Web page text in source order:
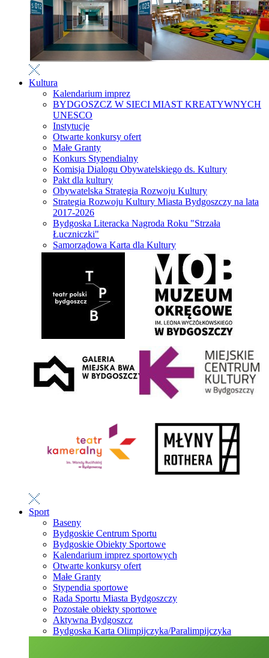
Kultura
Kalendarium imprez
BYDGOSZCZ W SIECI MIAST KREATYWNYCH
UNESCO
Instytucje
Otwarte konkursy ofert
Małe Granty
Konkurs Stypendialny
Komisja Dialogu Obywatelskiego ds. Kultury
Pakt dla kultury
Obywatelska Strategia Rozwoju Kultury
Strategia Rozwoju Kultury Miasta Bydgoszczy na lata
2017-2026
Bydgoska Literacka Nagroda Roku "Strzała
Łuczniczki"
Samorządowa Karta dla Kultury
Sport
Baseny
Bydgoskie Centrum Sportu
Bydgoskie Obiekty Sportowe
Kalendarium imprez sportowych
Otwarte konkursy ofert
Małe Granty
Stypendia sportowe
Rada Sportu Miasta Bydgoszczy
Pozostałe obiekty sportowe
Aktywna Bydgoszcz
Bydgoska Karta Olimpijczyka/Paralimpijczyka